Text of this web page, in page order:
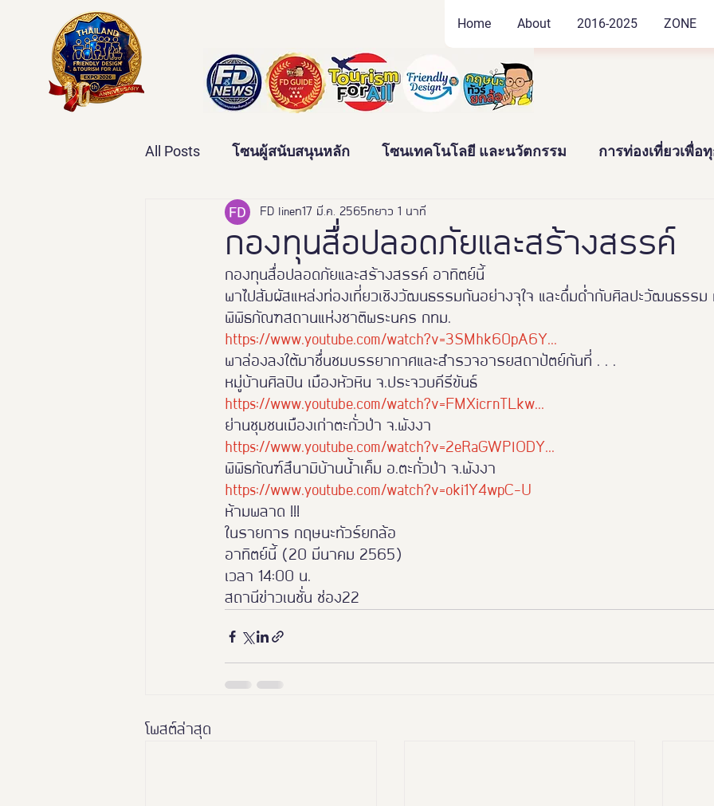
Home About 2016-2025 ZONE
All Posts โซนผู้สนับสนุนหลัก โซนเทคโนโลยี และนวัตกรรม การท่องเที่ยวเพื่อ
เทคโนโลยีเพื่อสุขภาพ วัฒนธรรม และสินค้าชุมชน
บ้านและคุณภาพชีวิต ข่าว News Thailand Friendly Design Expo2022
มหกรรมอารยสถาปัตย์เพื่อคนทั้งมวล คร นางงามจิตอาสา
นางงามฑูตอารยสถาปัตย์ Thailand Friendly Design 2023
Thailand Friendly Design Expo 2025 #หนุมาน
กองทุนสื่อปลอดภัยและสร้างสรรค์
FD line 17 มี.ค. 2565 ยาว 1 นาที
กองทุนสื่อปลอดภัยและสร้างสรรค์ อาทิตย์นี้
พาไปสัมผัสแหล่งท่องเที่ยวเชิงวัฒนธรรมกันอย่างจุใจ และดื่มด่ำกับศิลปะวัฒนธรรม
พิพิธภัณฑสถานแห่งชาติพระนคร กทม.
https://www.youtube.com/watch?v=3SMhk60pA6Y...
พาล่องลงใต้มาชื่นชมบรรยากาศและสำรวจอารยสถาปัตย์กันที่ . . .
หมู่บ้านศิลปิน เมืองหัวหิน จ.ประจวบคีรีขันธ์
https://www.youtube.com/watch?v=FMXicrnTLkw...
ย่านชุมชนเมืองเก่าตะกั่วป่า จ.พังงา
https://www.youtube.com/watch?v=2eRaGWPlODY...
พิพิธภัณฑ์สึนามิบ้านน้ำเค็ม อ.ตะกั่วป่า จ.พังงา
https://www.youtube.com/watch?v=oki1Y4wpC-U
ห้ามพลาด !!!
ในรายการ กฤษนะทัวร์ยกล้อ
อาทิตย์นี้ (20 มีนาคม 2565)
เวลา 14:00 น.
สถานีข่าวเนชั่น ช่อง22
โพสต์ล่าสุด